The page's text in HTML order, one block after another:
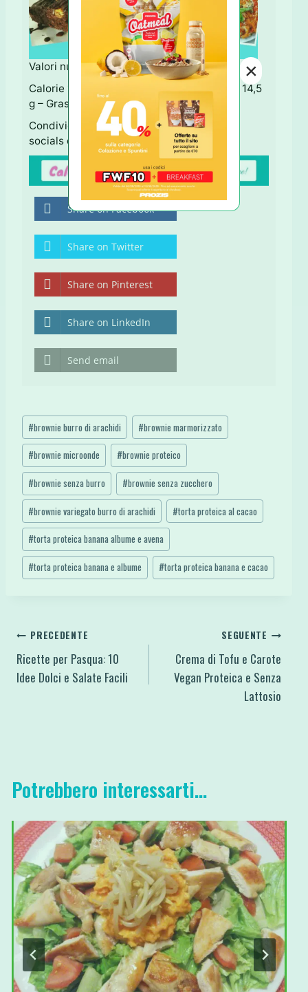
Valori nutrizionali per un quadrotto:
Calorie 170 – Carboidrati 15,5 g – Proteine 14,5
g – Grassi 5,5 g
Condividi questa Ricetta usando i tastini
socials qui sotto ↓ Grazie!
Share on Facebook
Share on Twitter
Share on Pinterest
Share on LinkedIn
Send email
Tag
articolo:
#brownie burro di arachidi #brownie marmorizzato
#brownie microonde #brownie proteico
#brownie senza burro #brownie senza zucchero
#brownie variegato burro di arachidi #torta proteica al cacao
#torta proteica banana albume e avena
#torta proteica banana e albume #torta proteica banana e cacao
Navigazione
articoli
PRECEDENTE
Ricette per Pasqua: 10
Idee Dolci e Salate Facili
SEGUENTE
Crema di Tofu e Carote
Vegan Proteica e Senza
Lattosio
Potrebbero interessarti...
×